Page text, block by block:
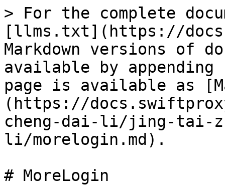
> For the complete
[llms.txt](https://
Markdown versions of
available by
page is available as
(https://
cheng-dai-li/jing-tai-
li/morelogin.md).
# MoreLogin